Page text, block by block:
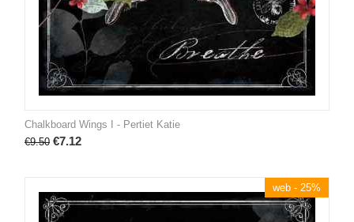
Chalkboard Wings I - Pertiet Katie
€9.50 €7.12
web - 25%